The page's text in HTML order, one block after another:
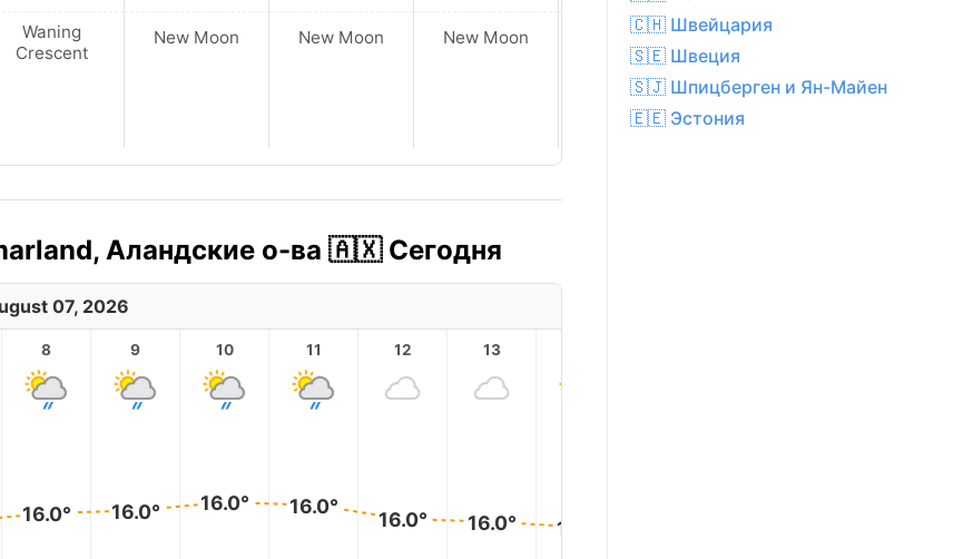
Waning
Crescent
New Moon New Moon New Moon New Moon
Аландские о-ва 🇦🇽 Сегодня
07, 2026
8
16.0°
9
16.0°
10
16.0°
11
16.0°
12
16.0°
13
16.0° 15.0°
🇨🇭 Швейцария
🇸🇪 Швеция
🇸🇯 Шпицберген и Ян-Майен
🇪🇪 Эстония